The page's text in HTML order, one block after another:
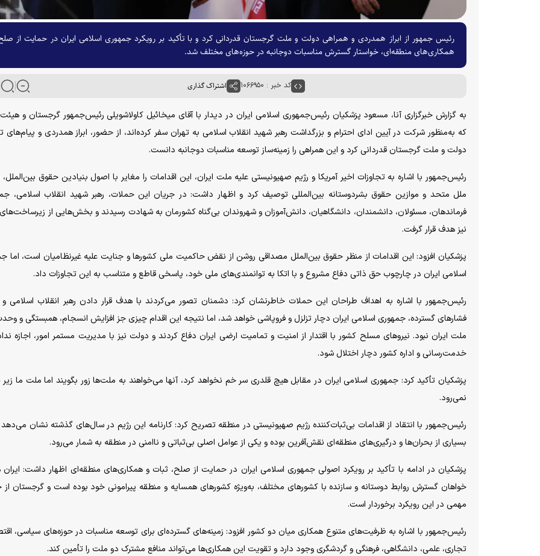
رئیس جمهور از ابراز همدردی و همراهی دولت و ملت گرجستان قدردانی کرد و با تأکید بر رویکرد جمهوری اسلامی ایران در حمایت از
همکاری‌های منطقه‌ای، خواستار گسترش مناسبات دوجانبه در حوزه‌های مختلف شد.
کد خبر : ۱۰۶۶۹۵۰ اشتراک گذاری
به گزارش خبرگزاری آنا، مسعود پزشکیان رئیس‌جمهوری اسلامی ایران در دیدار با آقای میخائیل کاولاشویلی رئیس‌جمهور گرجستان و هیئت
که به‌منظور شرکت در آیین ادای احترام و بزرگداشت رهبر شهید انقلاب اسلامی به تهران سفر کرده‌اند، از حضور، ابراز همدردی و پیام‌های
دولت و ملت گرجستان قدردانی کرد و این همراهی را زمینه‌ساز توسعه مناسبات دوجانبه دانست.
رئیس‌جمهور با اشاره به تجاوزات اخیر آمریکا و رژیم صهیونیستی علیه ملت ایران، این اقدامات را مغایر با اصول بنیادین حقوق
ملل متحد و موازین حقوق بشردوستانه بین‌المللی توصیف کرد و اظهار داشت: در جریان این حملات، رهبر شهید انقلاب اسلامی،
فرماندهان، مسئولان، دانشمندان، دانشگاهیان، دانش‌آموزان و شهروندان بی‌گناه کشورمان به شهادت رسیدند و بخش‌هایی از
نیز هدف قرار گرفت.
پزشکیان افزود: این اقدامات از منظر حقوق بین‌الملل مصداقی روشن از نقض حاکمیت ملی کشورها و جنایت علیه غیرنظامیان است، اما
اسلامی ایران در چارچوب حق ذاتی دفاع مشروع و با اتکا به توانمندی‌های ملی خود، پاسخی قاطع و متناسب به این تجاوزات داد.
رئیس‌جمهور با اشاره به اهداف طراحان این حملات خاطرنشان کرد: دشمنان تصور می‌کردند با هدف قرار دادن رهبر انقلاب اسلامی و
فشارهای گسترده، جمهوری اسلامی ایران دچار تزلزل و فروپاشی خواهد شد، اما نتیجه این اقدام چیزی جز افزایش انسجام، همبستگی و
ملت ایران نبود. نیروهای مسلح کشور با اقتدار از امنیت و تمامیت ارضی ایران دفاع کردند و دولت نیز با مدیریت مستمر امور، اجازه
خدمت‌رسانی و اداره کشور دچار اختلال شود.
پزشکیان تأکید کرد: جمهوری اسلامی ایران در مقابل هیچ قلدری سر خم نخواهد کرد، آنها می‌خواهند به ملت‌ها زور بگویند اما ملت ما زیر
نمی‌رود.
رئیس‌جمهور با انتقاد از اقدامات بی‌ثبات‌کننده رژیم صهیونیستی در منطقه تصریح کرد: کارنامه این رژیم در سال‌های گذشته نشان
بسیاری از بحران‌ها و درگیری‌های منطقه‌ای نقش‌آفرین بوده و یکی از عوامل اصلی بی‌ثباتی و ناامنی در منطقه به شمار می‌رود.
پزشکیان در ادامه با تأکید بر رویکرد اصولی جمهوری اسلامی ایران در حمایت از صلح، ثبات و همکاری‌های منطقه‌ای اظهار داشت: ایران
خواهان گسترش روابط دوستانه و سازنده با کشورهای مختلف، به‌ویژه کشورهای همسایه و منطقه پیرامونی خود بوده است و گرجستان از
مهمی در این رویکرد برخوردار است.
رئیس‌جمهور با اشاره به ظرفیت‌های متنوع همکاری میان دو کشور افزود: زمینه‌های گسترده‌ای برای توسعه مناسبات در حوزه‌های سیاسی،
تجاری، علمی، دانشگاهی، فرهنگی و گردشگری وجود دارد و تقویت این همکاری‌ها می‌تواند منافع مشترک دو ملت را تأمین کند.